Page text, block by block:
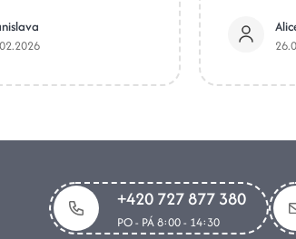
+420 727 877 380
PO - PÁ 8:00 - 14:30